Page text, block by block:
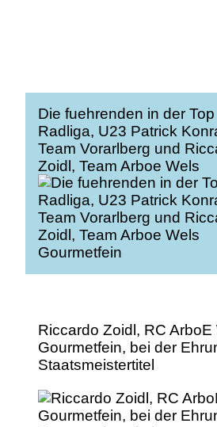
Die fuehrenden in der Top
Radliga, U23 Patrick
Team Vorarlberg und
Zoidl, Team Arboe Wels
Gourmetfein
Riccardo Zoidl, RC ArboE
Gourmetfein, bei der
Staatsmeistertitel